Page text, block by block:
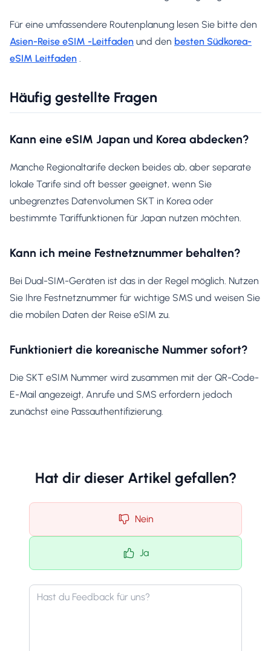
Für eine umfassendere Routenplanung lesen Sie bitte den
Asien-Reise eSIM -Leitfaden und den besten Südkorea-
eSIM Leitfaden .
Häufig gestellte Fragen
Kann eine eSIM Japan und Korea abdecken?
Manche Regionaltarife decken beides ab, aber separate
lokale Tarife sind oft besser geeignet, wenn Sie
unbegrenztes Datenvolumen SKT in Korea oder
bestimmte Tariffunktionen für Japan nutzen möchten.
Kann ich meine Festnetznummer behalten?
Bei Dual-SIM-Geräten ist das in der Regel möglich. Nutzen
Sie Ihre Festnetznummer für wichtige SMS und weisen Sie
die mobilen Daten der Reise eSIM zu.
Funktioniert die koreanische Nummer sofort?
Die SKT eSIM Nummer wird zusammen mit der QR-Code-
E-Mail angezeigt, Anrufe und SMS erfordern jedoch
zunächst eine Passauthentifizierung.
Hat dir dieser Artikel gefallen?
Nein
Ja